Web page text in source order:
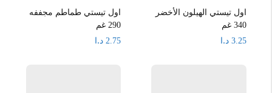
اول تيستي الهيلون الأخضر
340 غم
3.25 د.ا
اول تيستي طماطم مجففه
290 غم
2.75 د.ا